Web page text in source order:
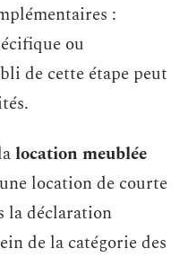
:
ou
de cette étape peut
location meublée
location de courte
la déclaration
de la catégorie des